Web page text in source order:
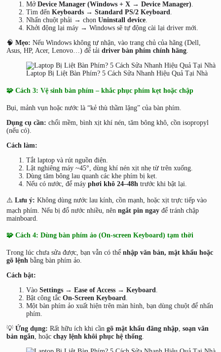
Mở Device Manager (Windows + X → Device Manager).
Tìm đến Keyboards → Standard PS/2 Keyboard.
Nhấn chuột phải → chọn Uninstall device.
Khởi động lại máy → Windows sẽ tự động cài lại driver mới.
🧠 Mẹo: Nếu Windows không tự nhận, vào trang chủ của hãng (Dell,
Asus, HP, Acer, Lenovo…) để tải driver bàn phím chính hãng.
Laptop Bị Liệt Bàn Phím? 5 Cách Sửa Nhanh Hiệu Quả Tại Nhà
🧩 Cách 3: Vệ sinh bàn phím – khắc phục phím kẹt hoặc chập
Bụi, mảnh vụn hoặc nước là “kẻ thù thầm lặng” của bàn phím.
Dụng cụ cần: chổi mềm, bình xịt khí nén, tăm bông khô, cồn isopropyl
(nếu có).
Cách làm:
Tắt laptop và rút nguồn điện.
Lật nghiêng máy ~45°, dùng khí nén xịt nhẹ từ trên xuống.
Dùng tăm bông lau quanh các khe phím bị kẹt.
Nếu có nước, để máy phơi khô 24–48h trước khi bật lại.
⚠️ Lưu ý: Không dùng nước lau kính, cồn mạnh, hoặc xịt trực tiếp vào
mạch phím. Nếu bị đổ nước nhiều, nên ngắt pin ngay để tránh chập
mainboard.
🧩 Cách 4: Dùng bàn phím ảo (On-screen Keyboard) tạm thời
Trong lúc chưa sửa được, bạn vẫn có thể nhập văn bản, mật khẩu hoặc
gõ lệnh bằng bàn phím ảo.
Cách bật:
Vào Settings → Ease of Access → Keyboard
Bật công tắc On-Screen Keyboard
Một bàn phím ảo xuất hiện trên màn hình, bạn dùng chuột để nhấn
phím.
💡 Ứng dụng: Rất hữu ích khi cần gõ mật khẩu đăng nhập soạn văn
bản ngắn , hoặc chạy lệnh khôi phục hệ thống